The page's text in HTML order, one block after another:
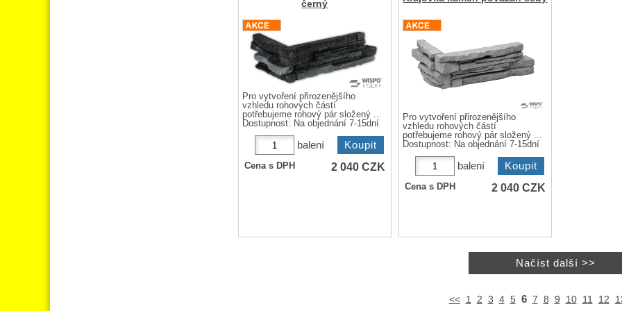
černý
Pro vytvoření přirozenějšího
vzhledu rohových částí
potřebujeme rohový pár složený ...
Dostupnost: Na objednání 7-15dní
balení
Cena s DPH 2 040 CZK
Pro vytvoření přirozenějšího
vzhledu rohových částí
potřebujeme rohový pár složený ...
Dostupnost: Na objednání 7-15dní
balení
Cena s DPH 2 040 CZK
<< 1 2 3 4 5 6 7 8 9 10 11 12